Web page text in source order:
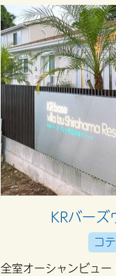
KRバー
コ
全室オーシャンビュ